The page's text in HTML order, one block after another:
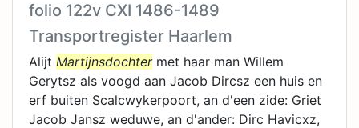
folio 122v CXI 1486-1489
Transportregister Haarlem
Alijt Martijnsdochtermet haar man Willem
Gerytsz als voogd aan Jacob Dircsz een huis en
erf buiten Scalcwykerpoort, an d'een zide: Griet
Jacob Jansz weduwe, an d'ander: Dirc Havicxz,